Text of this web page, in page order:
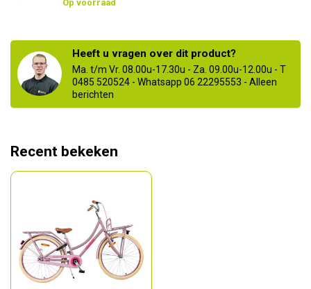
Op voorraad
Heeft u vragen over dit product?
Ma. t/m Vr. 08.00u-17.30u - Za. 09.00u-12.00u - T
0485 520524 - Whatsapp 06 22295553 - Alleen
berichten
Recent bekeken